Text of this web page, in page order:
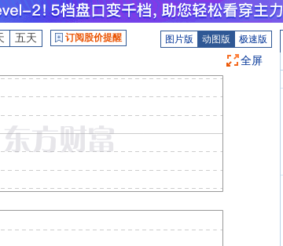
五天 订阅股价提醒 图片版 动图版 极速版
全屏